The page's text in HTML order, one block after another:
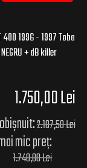
400 1996 - 1997 Toba
+ dB killer
1.750,00 Lei
2.187,50 Lei
mic preț:
1.740,00 Lei